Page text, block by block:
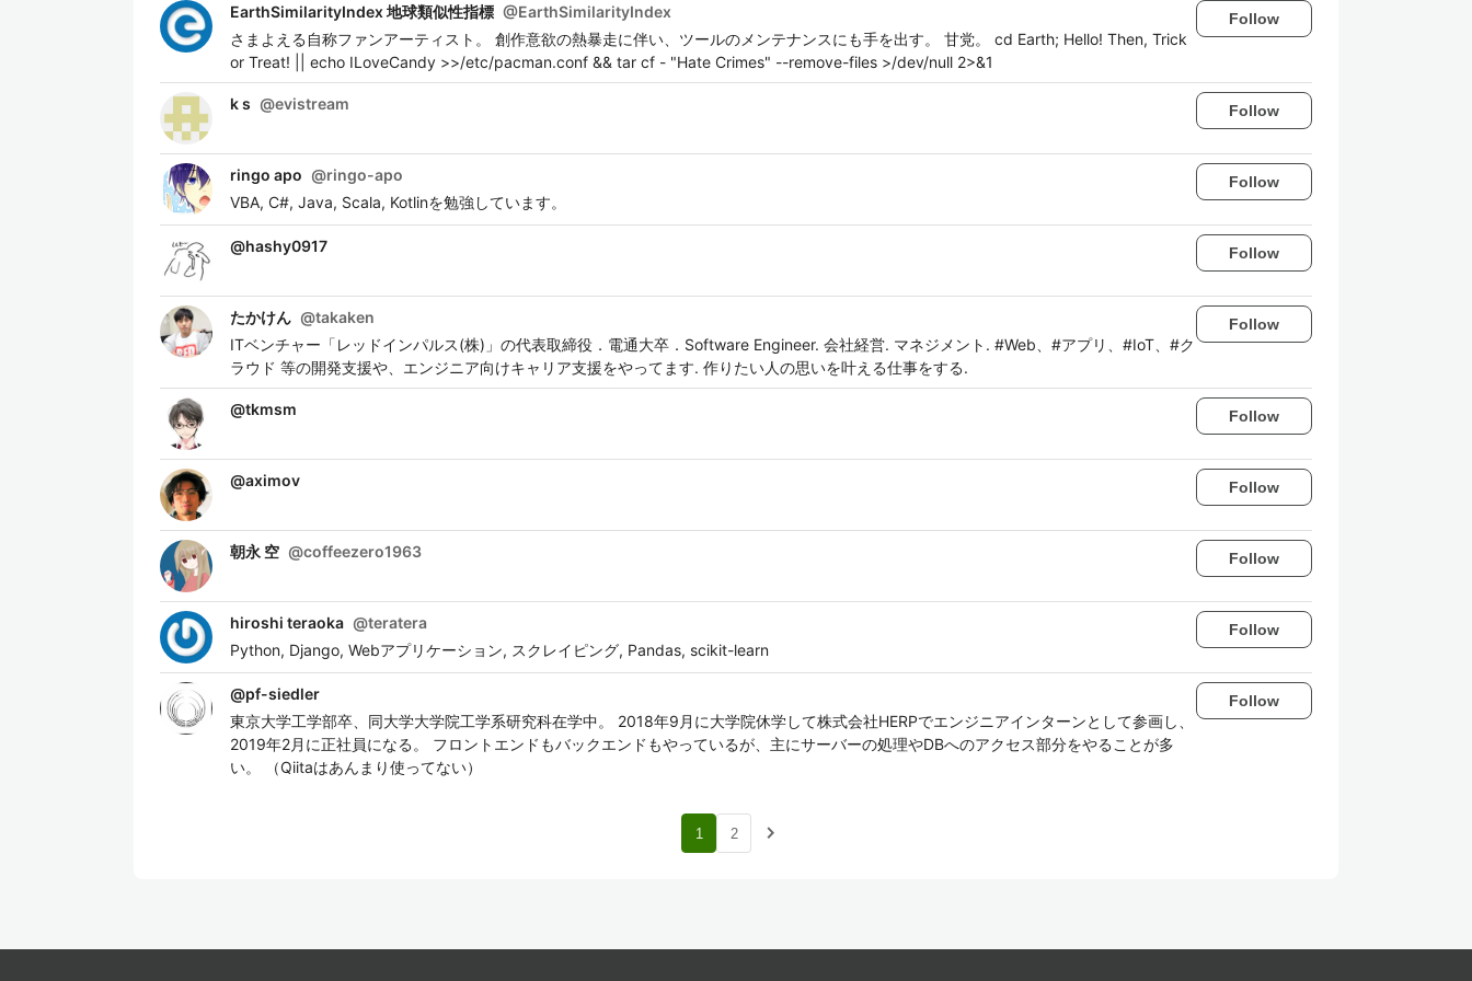
EarthSimilarityIndex 地球類似性指標 @EarthSimilarityIndex
さまよえる自称ファンアーティスト。 創作意欲の熱暴走に伴い、ツールのメンテナンスにも手を出す。 甘党。 cd Earth; Hello! Then, Trick
or Treat! || echo ILoveCandy >>/etc/pacman.conf && tar cf - "Hate Crimes" --remove-files >/dev/null 2>&1
Follow
k s @evistream Follow
ringo apo @ringo-apo
VBA, C#, Java, Scala, Kotlinを勉強しています。
Follow
@hashy0917 Follow
たかけん @takaken
ITベンチャー「レッドインパルス(株)」の代表取締役．電通大卒．Software Engineer. 会社経営. マネジメント. #Web、#アプリ、#IoT、#ク
ラウド 等の開発支援や、エンジニア向けキャリア支援をやってます. 作りたい人の思いを叶える仕事をする.
Follow
@tkmsm Follow
@aximov Follow
朝永 空 @coffeezero1963 Follow
hiroshi teraoka @teratera
Python, Django, Webアプリケーション, スクレイピング, Pandas, scikit-learn
Follow
@pf-siedler
東京大学工学部卒、同大学大学院工学系研究科在学中。 2018年9月に大学院休学して株式会社HERPでエンジニアインターンとして参画し、
2019年2月に正社員になる。 フロントエンドもバックエンドもやっているが、主にサーバーの処理やDBへのアクセス部分をやることが多
い。 （Qiitaはあんまり使ってない）
Follow
1 2 navigate_next